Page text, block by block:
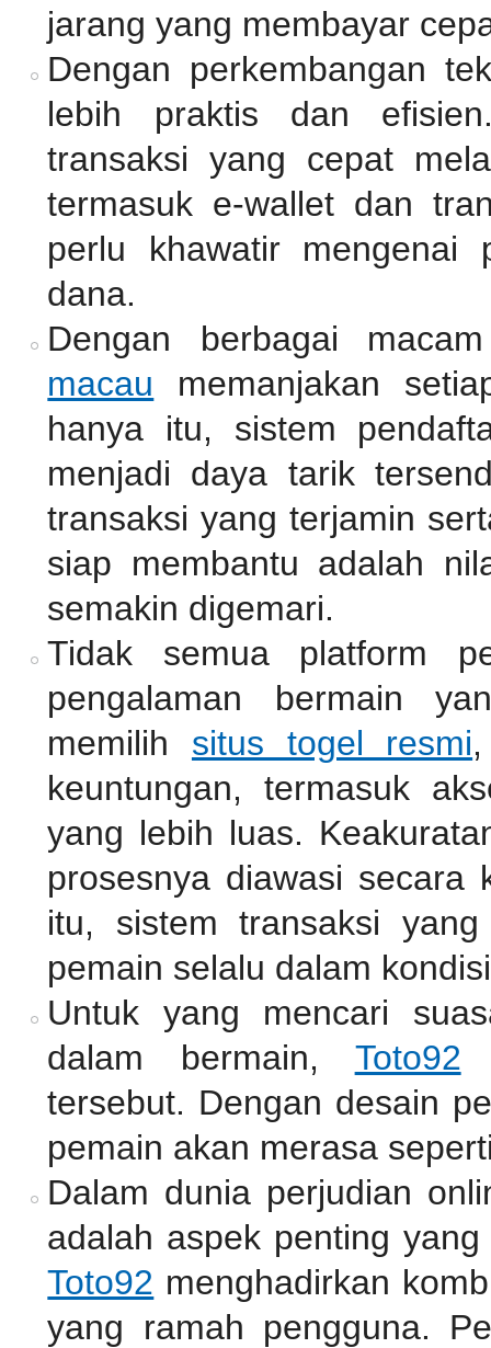
jarang yang membayar
Dengan perkembangan
lebih praktis dan
transaksi yang cepat
termasuk e-wallet dan
perlu khawatir mengenai
dana.
Dengan berbagai
macau memanjakan
hanya itu, sistem
menjadi daya tarik
transaksi yang terjamin
siap membantu adalah
semakin digemari.
Tidak semua platform
pengalaman bermain
memilih situs togel resmi
keuntungan, termasuk
yang lebih luas.
prosesnya diawasi secara
itu, sistem transaksi
pemain selalu dalam
Untuk yang mencari
dalam bermain, Toto92
tersebut. Dengan desain
pemain akan merasa
Dalam dunia perjudian
adalah aspek penting
Toto92 menghadirkan
yang ramah pengguna.